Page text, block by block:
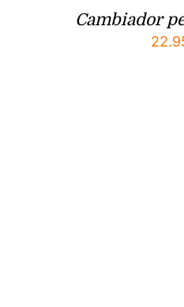
Cambiador